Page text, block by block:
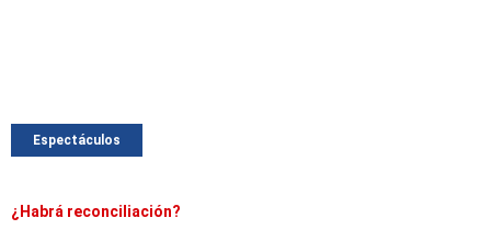
Espectáculos
¿Habrá reconciliación?